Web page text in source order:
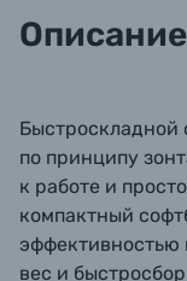
Описание
Быстроскладной
по принципу
к работе и
компактный
эффективностью
вес и